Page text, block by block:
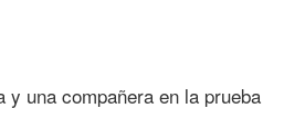
y una compañera en la prueba